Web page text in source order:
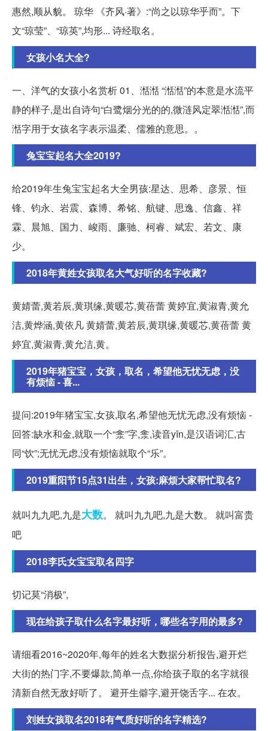
惠然,顺从貌。 琼华 《齐风·著》:“尚之以琼华乎而”。下
文“琼莹”、“琼英”,均形... 诗经取名。
女孩小名大全?
一、洋气的女孩小名赏析 01、湉湉 “湉湉”的本意是水流平
静的样子,是出自诗句“白鹭烟分光的的,微涟风定翠湉湉”,而
湉字用于女孩名字表示温柔、儒雅的意思。。
兔宝宝起名大全2019?
给2019年生兔宝宝起名大全男孩:星达、思希、彦景、恒
锋、钧永、岩震、森博、希铭、航键、思逸、信鑫、祥
霖、晨旭、国力、峻雨、廉驰、柯睿、斌宏、若文、康
少。
2018年黄姓女孩取名大气好听的名字收藏?
黄婧蕾,黄若辰,黄琪缘,黄暖芯,黄蓓蕾 黄婷宜,黄淑青,黄允
洁,黄烨涵,黄依凡 黄婧蕾,黄若辰,黄琪缘,黄暖芯,黄蓓蕾 黄
婷宜,黄淑青,黄允洁,黄。
2019年猪宝宝，女孩，取名，希望他无忧无虑，没
有烦恼 - 喜...
提问:2019年猪宝宝,女孩,取名,希望他无忧无虑,没有烦恼 -
回答:缺水和金,就取一个“淾”字,淾,读音yǐn,是汉语词汇,古
同“饮”;无忧无虑,没有烦恼就取个“乐”。
2019重阳节15点31出生，女孩:麻烦大家帮忙取名?
就叫九九吧,九是大数。 就叫九九吧,九是大数。 就叫富贵
吧
2018李氏女宝宝取名四字
切记莫“消极”,
现在给孩子取什么名字最好听，哪些名字用的最多?
请细看2016~2020年,每年的姓名大数据分析报告,避开烂
大街的热门字,不要爆款,简单一点,你给孩子取的名字就很
清新自然无敌好听了。 避开生僻字,避开饶舌字... 在农。
刘姓女孩取名2018有气质好听的名字精选?